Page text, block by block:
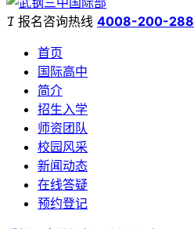
 报名咨询热线 4008-200-288
首页
国际高中
简介
招生入学
师资团队
校园风采
新闻动态
在线答疑
预约登记